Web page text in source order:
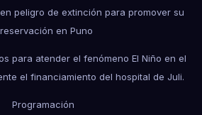
peligro de extinción para promover su
en Puno
para atender el fenómeno El Niño en el
el financiamiento del hospital de Juli.
Programación